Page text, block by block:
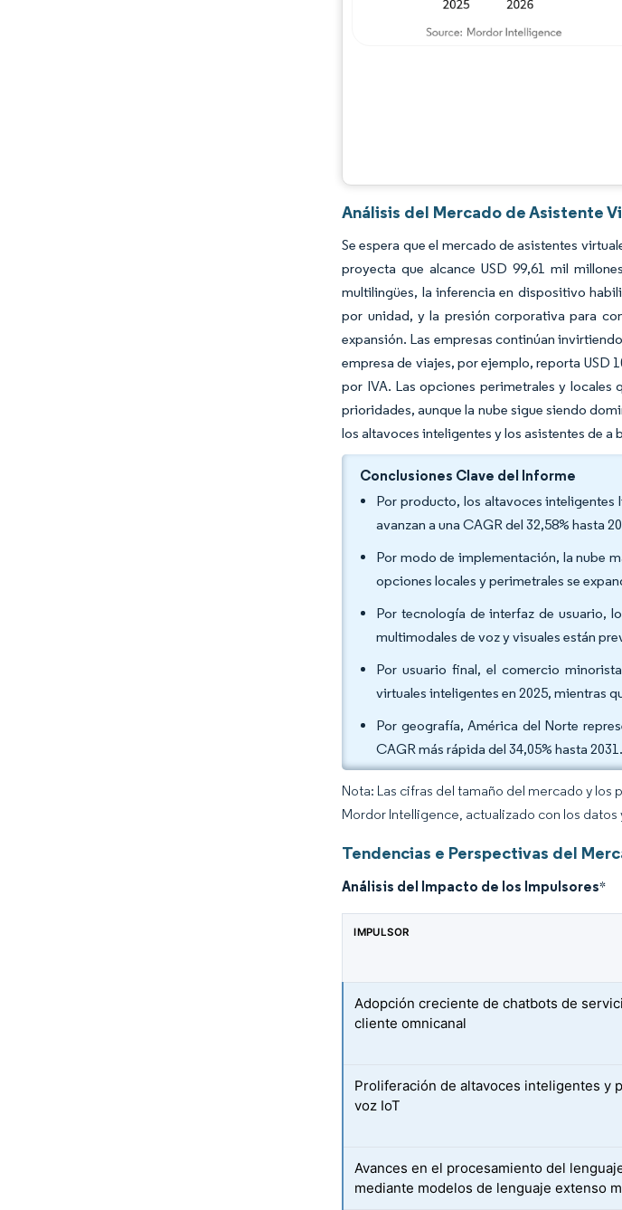
Análisis del Mercado de Asistente
Se espera que el mercado de asistentes
proyecta que alcance USD 99,61 mil
multilingües, la inferencia en dispositivo
por unidad, y la presión corporativa para
expansión. Las empresas continúan
empresa de viajes, por ejemplo, reporta USD
por IVA. Las opciones perimetrales y locales
prioridades, aunque la nube sigue siendo
los altavoces inteligentes y los asistentes de
Conclusiones Clave del Informe
Por producto, los altavoces inteligentes
avanzan a una CAGR del 32,58% hasta
Por modo de implementación, la nube
opciones locales y perimetrales se
Por tecnología de interfaz de usuario,
multimodales de voz y visuales están
Por usuario final, el comercio
virtuales inteligentes en 2025, mientras
Por geografía, América del Norte
CAGR más rápida del 34,05% hasta 2031.
Nota: Las cifras del tamaño del mercado y
Mordor Intelligence, actualizado con los
Tendencias e Perspectivas del
Análisis del Impacto de los Impulsores*
IMPULSOR
Adopción creciente de chatbots de
cliente omnicanal
Proliferación de altavoces inteligentes y
voz IoT
Avances en el procesamiento del
mediante modelos de lenguaje extenso